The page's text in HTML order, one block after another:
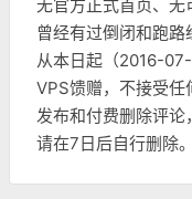
无官方正式首页、无
曾经有过倒闭和跑路
从本日起（2016-
VPS馈赠，不接受任
发布和付费删除评论
请在7日后自行删除。